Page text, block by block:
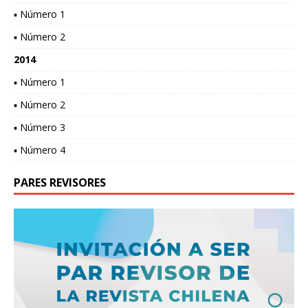
▪ Número 1
▪ Número 2
2014
▪ Número 1
▪ Número 2
▪ Número 3
▪ Número 4
PARES REVISORES